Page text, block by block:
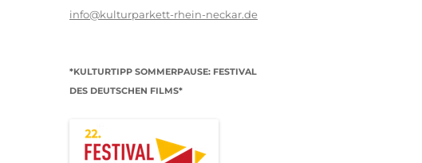
info@kulturparkett-rhein-neckar.de
*KULTURTIPP SOMMERPAUSE: FESTIVAL
DES DEUTSCHEN FILMS*